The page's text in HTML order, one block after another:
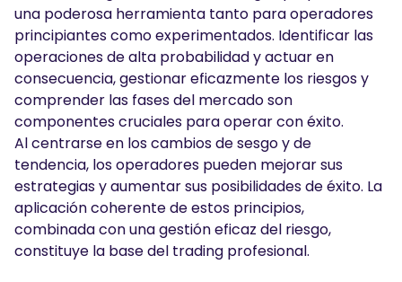
una poderosa herramienta tanto para operadores
principiantes como experimentados. Identificar las
operaciones de alta probabilidad y actuar en
consecuencia, gestionar eficazmente los riesgos y
comprender las fases del mercado son
componentes cruciales para operar con éxito.
Al centrarse en los cambios de sesgo y de
tendencia, los operadores pueden mejorar sus
estrategias y aumentar sus posibilidades de éxito. La
aplicación coherente de estos principios,
combinada con una gestión eficaz del riesgo,
constituye la base del trading profesional.